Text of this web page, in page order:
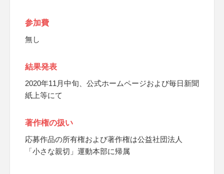
参加費
無し
結果発表
2020年11月中旬、公式ホームページおよび毎日新聞
紙上等にて
著作権の扱い
応募作品の所有権および著作権は公益社団法人
「小さな親切」運動本部に帰属